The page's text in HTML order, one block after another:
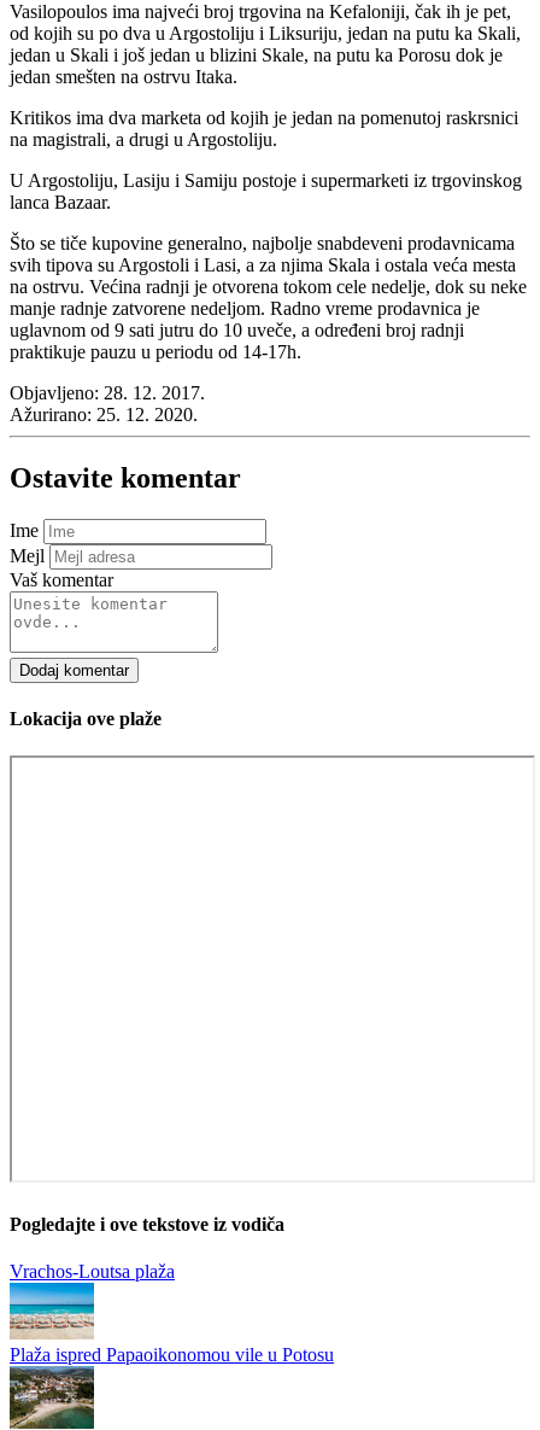
Vasilopoulos ima najveći broj trgovina na Kefaloniji, čak ih je pet,
od kojih su po dva u Argostoliju i Liksuriju, jedan na putu ka Skali,
jedan u Skali i još jedan u blizini Skale, na putu ka Porosu dok je
jedan smešten na ostrvu Itaka.
Kritikos ima dva marketa od kojih je jedan na pomenutoj raskrsnici
na magistrali, a drugi u Argostoliju.
U Argostoliju, Lasiju i Samiju postoje i supermarketi iz trgovinskog
lanca Bazaar.
Što se tiče kupovine generalno, najbolje snabdeveni prodavnicama
svih tipova su Argostoli i Lasi, a za njima Skala i ostala veća mesta
na ostrvu. Većina radnji je otvorena tokom cele nedelje, dok su neke
manje radnje zatvorene nedeljom. Radno vreme prodavnica je
uglavnom od 9 sati jutru do 10 uveče, a određeni broj radnji
praktikuje pauzu u periodu od 14-17h.
Objavljeno: 28. 12. 2017.
Ažurirano: 25. 12. 2020.
Ostavite komentar
Ime
Mejl
Vaš komentar
Dodaj komentar
Lokacija ove plaže
Pogledajte i ove tekstove iz vodiča
Vrachos-Loutsa plaža
Plaža ispred Papaoikonomou vile u Potosu